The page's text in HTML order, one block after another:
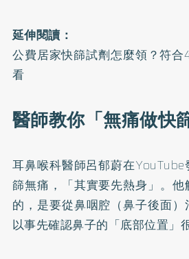
延伸閱讀：
公費居家快篩試劑怎麼領？符
看
醫師教你「無痛做快
耳鼻喉科醫師呂郁蔚在YouTube
篩無痛，「其實要先熱身」。
的，是要從鼻咽腔（鼻子後面
以事先確認鼻子的「底部位置」